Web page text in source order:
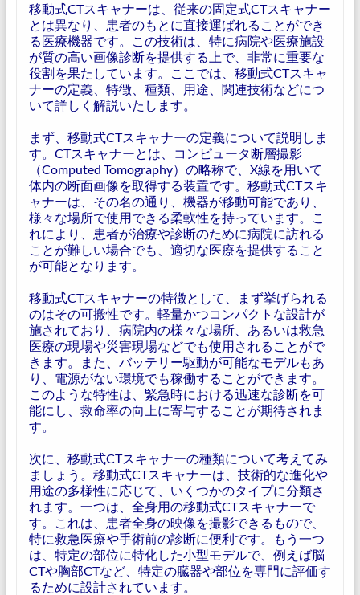
移動式CTスキャナーは、従来の固定式CTスキャナー
とは異なり、患者のもとに直接運ばれることができ
る医療機器です。この技術は、特に病院や医療施設
が質の高い画像診断を提供する上で、非常に重要な
役割を果たしています。ここでは、移動式CTスキャ
ナーの定義、特徴、種類、用途、関連技術などにつ
いて詳しく解説いたします。
まず、移動式CTスキャナーの定義について説明しま
す。CTスキャナーとは、コンピュータ断層撮影
（Computed Tomography）の略称で、X線を用いて
体内の断面画像を取得する装置です。移動式CTスキ
ャナーは、その名の通り、機器が移動可能であり、
様々な場所で使用できる柔軟性を持っています。こ
れにより、患者が治療や診断のために病院に訪れる
ことが難しい場合でも、適切な医療を提供すること
が可能となります。
移動式CTスキャナーの特徴として、まず挙げられる
のはその可搬性です。軽量かつコンパクトな設計が
施されており、病院内の様々な場所、あるいは救急
医療の現場や災害現場などでも使用されることがで
きます。また、バッテリー駆動が可能なモデルもあ
り、電源がない環境でも稼働することができます。
このような特性は、緊急時における迅速な診断を可
能にし、救命率の向上に寄与することが期待されま
す。
次に、移動式CTスキャナーの種類について考えてみ
ましょう。移動式CTスキャナーは、技術的な進化や
用途の多様性に応じて、いくつかのタイプに分類さ
れます。一つは、全身用の移動式CTスキャナーで
す。これは、患者全身の映像を撮影できるもので、
特に救急医療や手術前の診断に便利です。もう一つ
は、特定の部位に特化した小型モデルで、例えば脳
CTや胸部CTなど、特定の臓器や部位を専門に評価す
るために設計されています。